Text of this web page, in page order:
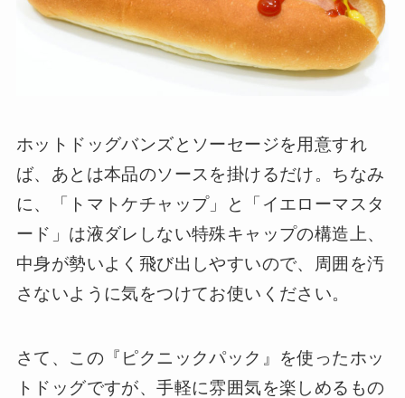
ホットドッグバンズとソーセージを用意すれ
ば、あとは本品のソースを掛けるだけ。ちなみ
に、「トマトケチャップ」と「イエローマスタ
ード」は液ダレしない特殊キャップの構造上、
中身が勢いよく飛び出しやすいので、周囲を汚
さないように気をつけてお使いください。
さて、この『ピクニックパック』を使ったホッ
トドッグですが、手軽に雰囲気を楽しめるもの